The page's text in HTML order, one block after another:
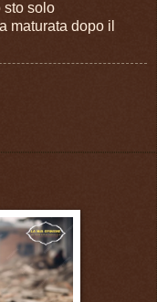
sto solo
maturata dopo il